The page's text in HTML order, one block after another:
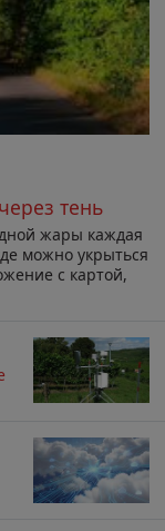
тень
жары каждая
можно укрыться
с картой,